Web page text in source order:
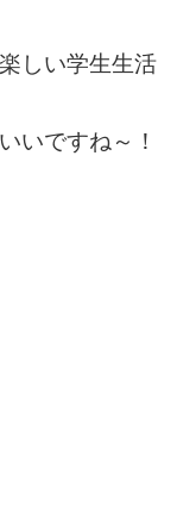
しい学生生活
いですね～！